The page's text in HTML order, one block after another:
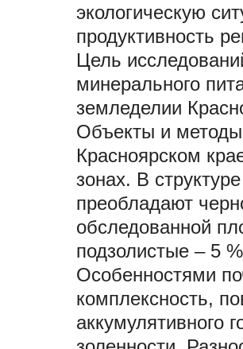
экологическую
продуктивность
Цель
минерального
земледелии
Объекты и методы
Красноярском
зонах. В
преобладают
обследованной
подзолистые – 5
Особенностями
комплексность,
аккумулятивного